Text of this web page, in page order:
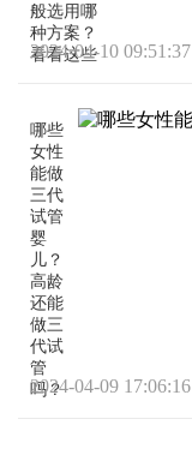
般选用哪
种方案？
看看这些
2024-04-10 09:51:37
哪些
女性
能做
三代
试管
婴
儿？
高龄
还能
做三
代试
管
吗？
2024-04-09 17:06:16